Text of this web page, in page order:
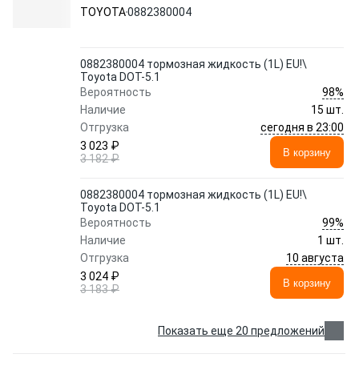
TOYOTA0882380004
0882380004 тормозная жидкость (1L) EU!\
Toyota DOT-5.1
Вероятность
98%
Наличие
15 шт.
Отгрузка
сегодня в 23:00
3 023 ₽
3 182 ₽
В корзину
0882380004 тормозная жидкость (1L) EU!\
Toyota DOT-5.1
Вероятность
99%
Наличие
1 шт.
Отгрузка
10 августа
3 024 ₽
3 183 ₽
В корзину
Показать еще 20 предложений